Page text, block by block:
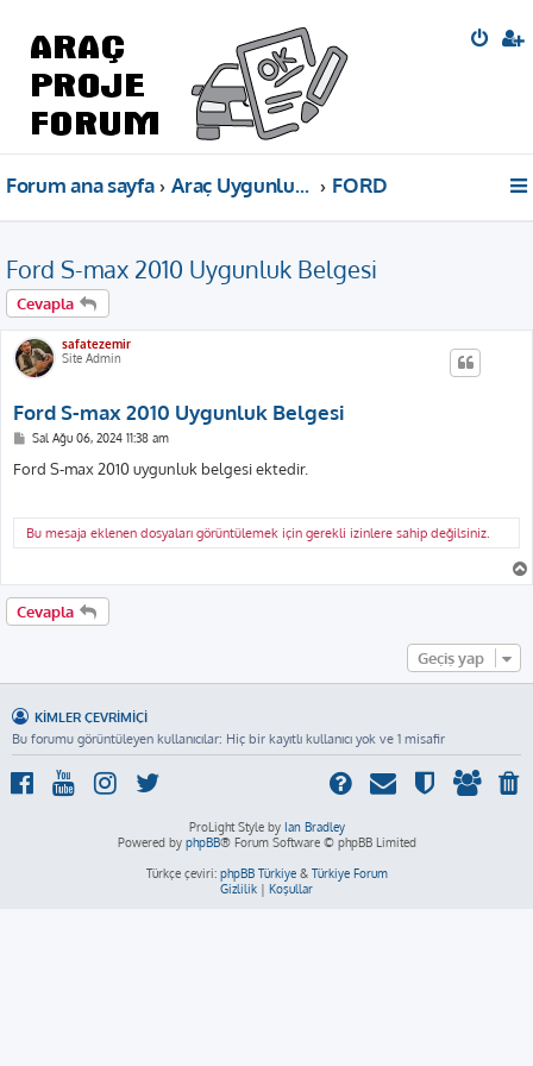
Forum ana sayfa Araç Uygunluk Belgeleri FORD
Ford S-max 2010 Uygunluk Belgesi
Cevapla
safatezemir
Site Admin
Ford S-max 2010 Uygunluk Belgesi
M
s
a
Sal Ağu 06, 2024 11:38 am
Ford S-max 2010 uygunluk belgesi ektedir.
Bu mesaja eklenen dosyaları görüntülemek için gerekli izinlere sahip değilsiniz.
Cevapla
Geçiş yap
KIMLER ÇEVRIMIÇI
Bu forumu görüntüleyen kullanıcılar: Hiç bir kayıtlı kullanıcı yok ve 1 misafir
ProLight Style by Ian Bradley
Powered by phpBB® Forum Software © phpBB Limited
Türkçe çeviri: phpBB Türkiye& Türkiye Forum
Gizlilik | Koşullar